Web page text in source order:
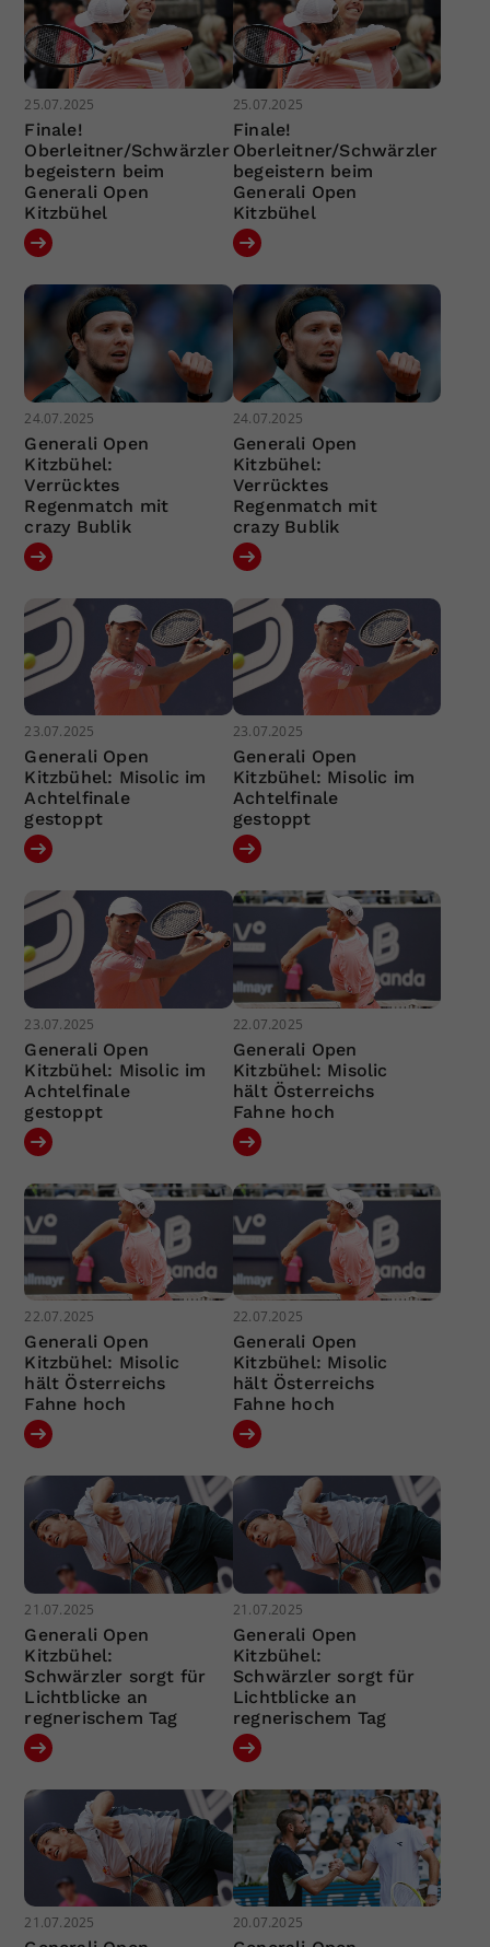
25.07.2025
Finale!
Oberleitner/Schwärzler
begeistern beim
Generali Open
Kitzbühel
25.07.2025
Finale!
Oberleitner/Schwärzler
begeistern beim
Generali Open
Kitzbühel
24.07.2025
Generali Open
Kitzbühel:
Verrücktes
Regenmatch mit
crazy Bublik
24.07.2025
Generali Open
Kitzbühel:
Verrücktes
Regenmatch mit
crazy Bublik
23.07.2025
Generali Open
Kitzbühel: Misolic im
Achtelfinale
gestoppt
23.07.2025
Generali Open
Kitzbühel: Misolic im
Achtelfinale
gestoppt
23.07.2025
Generali Open
Kitzbühel: Misolic im
Achtelfinale
gestoppt
22.07.2025
Generali Open
Kitzbühel: Misolic
hält Österreichs
Fahne hoch
22.07.2025
Generali Open
Kitzbühel: Misolic
hält Österreichs
Fahne hoch
22.07.2025
Generali Open
Kitzbühel: Misolic
hält Österreichs
Fahne hoch
21.07.2025
Generali Open
Kitzbühel:
Schwärzler sorgt für
Lichtblicke an
regnerischem Tag
21.07.2025
Generali Open
Kitzbühel:
Schwärzler sorgt für
Lichtblicke an
regnerischem Tag
21.07.2025 20.07.2025